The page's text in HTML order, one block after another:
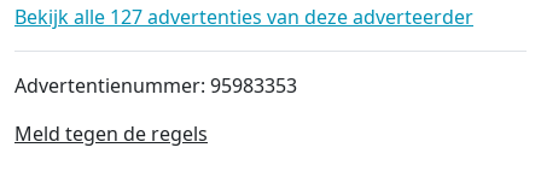
Bekijk alle 127 advertenties van deze adverteerder
Advertentienummer: 95983353
Meld tegen de regels